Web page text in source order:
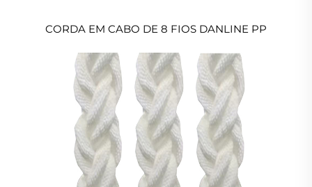
CORDA EM CABO DE 8 FIOS DANLINE PP